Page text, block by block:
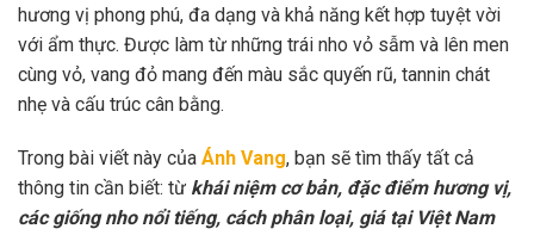
hương vị phong phú, đa dạng và khả năng kết hợp tuyệt vời
với ẩm thực. Được làm từ những trái nho vỏ sẫm và lên men
cùng vỏ, vang đỏ mang đến màu sắc quyến rũ, tannin chát
nhẹ và cấu trúc cân bằng.
Trong bài viết này của Ánh Vang, bạn sẽ tìm thấy tất cả
thông tin cần biết: từ khái niệm cơ bản, đặc điểm hương vị,
các giống nho nổi tiếng, cách phân loại, giá tại Việt Nam